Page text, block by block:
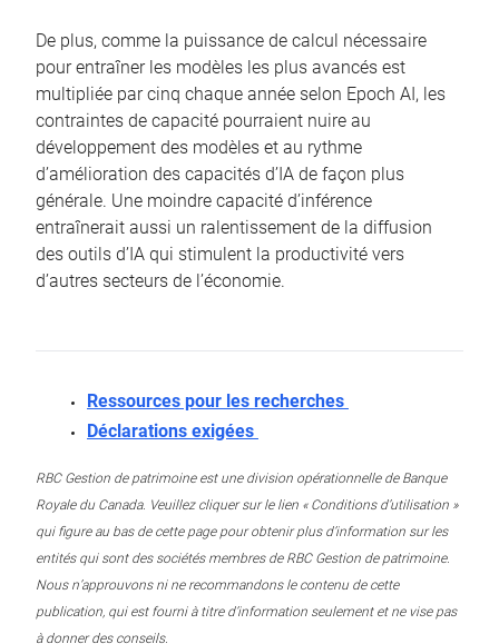
De plus, comme la puissance de calcul nécessaire
pour entraîner les modèles les plus avancés est
multipliée par cinq chaque année selon Epoch AI, les
contraintes de capacité pourraient nuire au
développement des modèles et au rythme
d’amélioration des capacités d’IA de façon plus
générale. Une moindre capacité d’inférence
entraînerait aussi un ralentissement de la diffusion
des outils d’IA qui stimulent la productivité vers
d’autres secteurs de l’économie.
Ressources pour les recherches
Déclarations exigées
RBC Gestion de patrimoine est une division opérationnelle de Banque
Royale du Canada. Veuillez cliquer sur le lien « Conditions d’utilisation »
qui figure au bas de cette page pour obtenir plus d’information sur les
entités qui sont des sociétés membres de RBC Gestion de patrimoine.
Nous n’approuvons ni ne recommandons le contenu de cette
publication, qui est fourni à titre d’information seulement et ne vise pas
à donner des conseils.